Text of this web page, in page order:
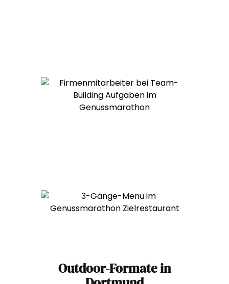
Outdoor-Formate in